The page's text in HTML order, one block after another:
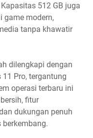
512 GB juga
game modern,
tanpa khawatir
dilengkapi dengan
Pro, tergantung
operasi terbaru ini
fitur
dukungan penuh